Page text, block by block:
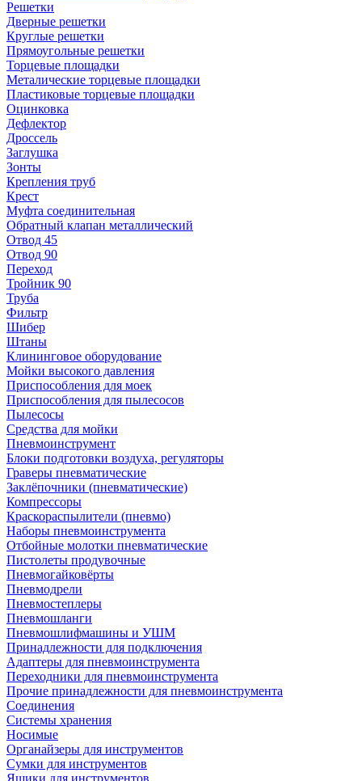
Решетки
Дверные решетки
Круглые решетки
Прямоугольные решетки
Торцевые площадки
Металические торцевые площадки
Пластиковые торцевые площадки
Оцинковка
Дефлектор
Дроссель
Заглушка
Зонты
Крепления труб
Крест
Муфта соединительная
Обратный клапан металлический
Отвод 45
Отвод 90
Переход
Тройник 90
Труба
Фильтр
Шибер
Штаны
Клининговое оборудование
Мойки высокого давления
Приспособления для моек
Приспособления для пылесосов
Пылесосы
Средства для мойки
Пневмоинструмент
Блоки подготовки воздуха, регуляторы
Граверы пневматические
Заклёпочники (пневматические)
Компрессоры
Краскораспылители (пневмо)
Наборы пневмоинструмента
Отбойные молотки пневматические
Пистолеты продувочные
Пневмогайковёрты
Пневмодрели
Пневмостеплеры
Пневмошланги
Пневмошлифмашины и УШМ
Принадлежности для подключения
Адаптеры для пневмоинструмента
Переходники для пневмоинструмента
Прочие принадлежности для пневмоинструмента
Соединения
Системы хранения
Носимые
Органайзеры для инструментов
Сумки для инструментов
Ящики для инструментов